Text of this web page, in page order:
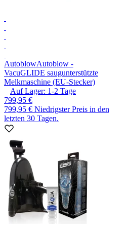
AutoblowAutoblow -
VacuGLIDE saugunterstützte
Melkmaschine (EU-Stecker)
Auf Lager: 1-2 Tage
799,95 €
799,95 € Niedrigster Preis in den
letzten 30 Tagen.